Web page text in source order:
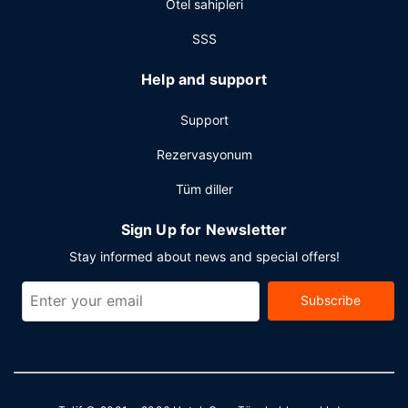
bilen personel ve valiz dolabı mevcuttur. Ücretsiz otopark
Otel sahipleri
SSS
Help and support
Support
Rezervasyonum
Tüm diller
Sign Up for Newsletter
Stay informed about news and special offers!
Subscribe